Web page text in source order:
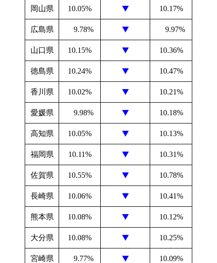
岡山県 10.05% 10.17%
広島県 9.78% 9.97%
山口県 10.15% 10.36%
徳島県 10.24% 10.47%
香川県 10.02% 10.21%
愛媛県 9.98% 10.18%
高知県 10.05% 10.13%
福岡県 10.11% 10.31%
佐賀県 10.55% 10.78%
長崎県 10.06% 10.41%
熊本県 10.08% 10.12%
大分県 10.08% 10.25%
宮崎県 9.77% 10.09%